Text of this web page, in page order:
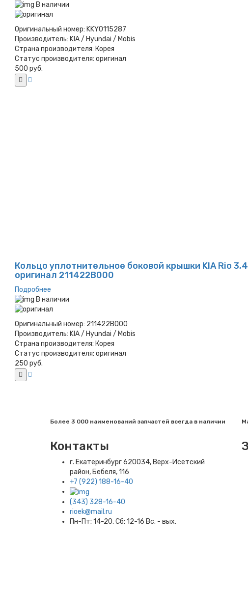
В наличии
Оригинальный номер: KKY0115287
Производитель: KIA / Hyundai / Mobis
Страна производителя: Корея
Статус производителя: оригинал
500 руб.
Кольцо уплотнительное боковой крышки KIA Rio
оригинал 211422B000
Подробнее
В наличии
Оригинальный номер: 211422B000
Производитель: KIA / Hyundai / Mobis
Страна производителя: Корея
Статус производителя: оригинал
250 руб.
Более 3 000 наименований запчастей всегда в наличии
Контакты
г. Екатеринбург​ 620034, Верх-Исетский
район, Бебеля, 116
+7 (922) 188-16-40
(343) 328-16-40
rioek@mail.ru
Пн-Пт: 14-20, Сб: 12-16 Вс. - вых.